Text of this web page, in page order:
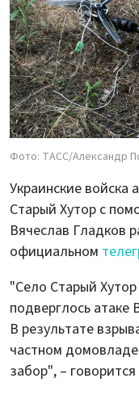
Фото: ТАСС/Александр
Украинские войска
Старый Хутор с
Вячеслав Гладков
официальном
"Село Старый Хутор
подверглось
В результате
частном
забор", –